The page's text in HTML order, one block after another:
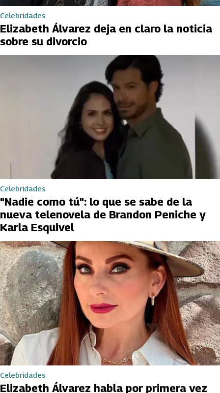
Celebridades
Elizabeth Álvarez deja en claro la noticia
sobre su divorcio
Celebridades
"Nadie como tú": lo que se sabe de la
nueva telenovela de Brandon Peniche y
Karla Esquivel
Celebridades
Elizabeth Álvarez habla por primera vez